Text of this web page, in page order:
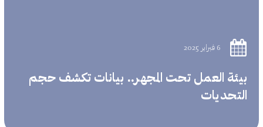
6 فبراير 2025
بيئة العمل تحت المجهر.. بيانات تكشف حجم
التحديات